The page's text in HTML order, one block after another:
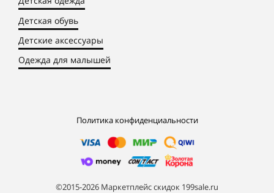
Детская обувь
Детские аксессуары
Одежда для малышей
Политика конфиденциальности
©2015-2026 Маркетплейс скидок 199sale.ru